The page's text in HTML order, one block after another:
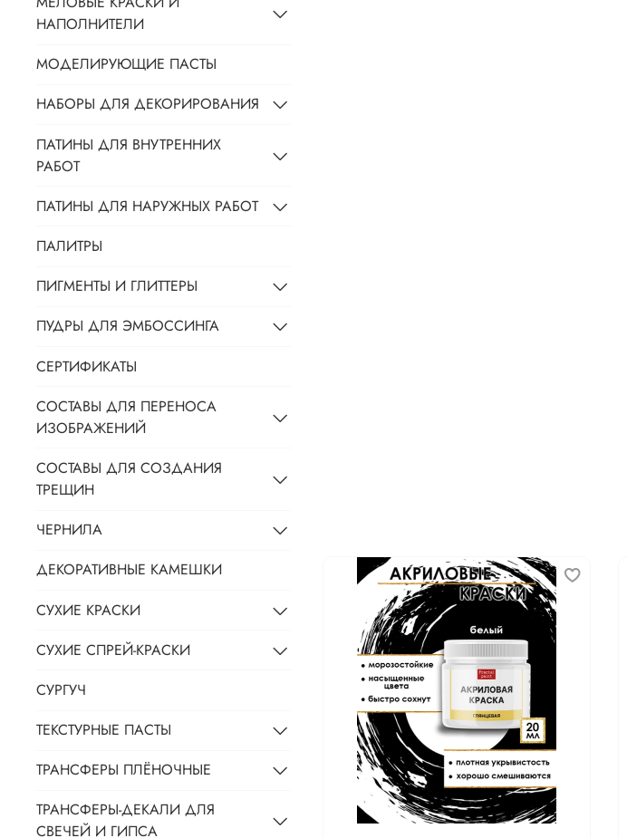
НАПОЛНИТЕЛИ
МОДЕЛИРУЮЩИЕ ПАСТЫ
НАБОРЫ ДЛЯ ДЕКОРИРОВАНИЯ
ПАТИНЫ ДЛЯ ВНУТРЕННИХ
РАБОТ
ПАТИНЫ ДЛЯ НАРУЖНЫХ РАБОТ
ПАЛИТРЫ
ПИГМЕНТЫ И ГЛИТТЕРЫ
ПУДРЫ ДЛЯ ЭМБОССИНГА
СЕРТИФИКАТЫ
СОСТАВЫ ДЛЯ ПЕРЕНОСА
ИЗОБРАЖЕНИЙ
СОСТАВЫ ДЛЯ СОЗДАНИЯ
ТРЕЩИН
ЧЕРНИЛА
ДЕКОРАТИВНЫЕ КАМЕШКИ
СУХИЕ КРАСКИ
СУХИЕ СПРЕЙ-КРАСКИ
СУРГУЧ
ТЕКСТУРНЫЕ ПАСТЫ
ТРАНСФЕРЫ ПЛЁНОЧНЫЕ
ТРАНСФЕРЫ-ДЕКАЛИ ДЛЯ
СВЕЧЕЙ И ГИПСА